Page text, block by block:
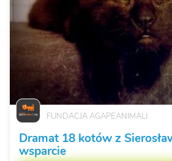
FUNDACJA AGAPEANIMALI
Dramat 18 kotów z
wsparcie